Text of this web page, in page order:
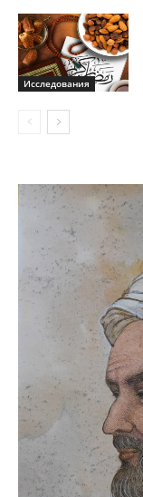
Исследования